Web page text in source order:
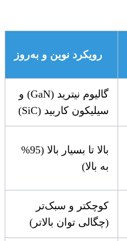
رویکرد نوین و به‌روز
گالیوم نیترید (GaN) و
سیلیکون کاربید (SiC)
بالا تا بسیار بالا (95%
به بالا)
کوچکتر و سبک‌تر
(چگالی توان بالاتر)